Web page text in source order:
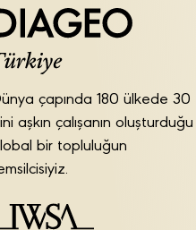
çapında 180 ülkede 30
aşkın çalışanın oluşturduğu
bir topluluğun